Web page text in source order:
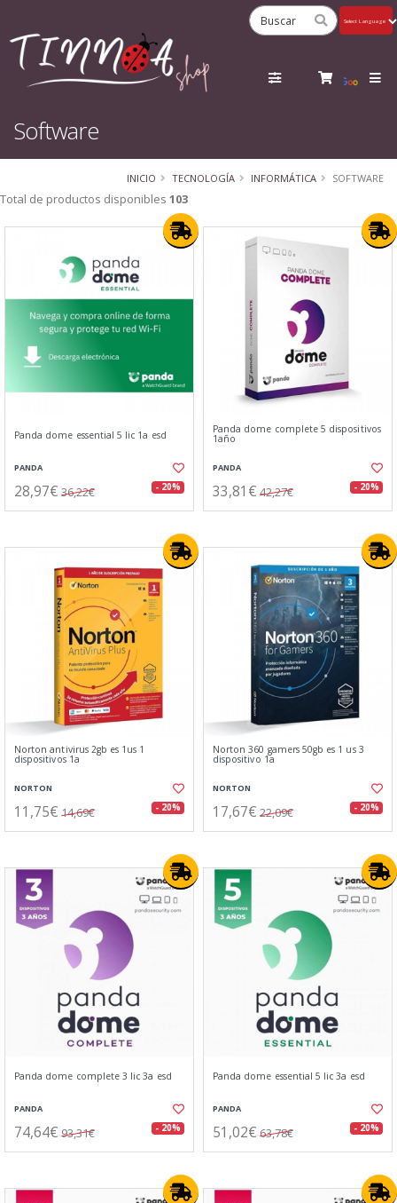
Software
INICIO TECNOLOGÍA INFORMÁTICA SOFTWARE
Total de productos disponibles 103
Panda dome essential 5 lic 1a esd
PANDA
28,97€ 36,22€ - 20%
Panda dome complete 5 dispositivos
1año
PANDA
33,81€ 42,27€ - 20%
Norton antivirus 2gb es 1us 1
dispositivos 1a
NORTON
11,75€ 14,69€ - 20%
Norton 360 gamers 50gb es 1 us 3
dispositivo 1a
NORTON
17,67€ 22,09€ - 20%
Panda dome complete 3 lic 3a esd
PANDA
74,64€ 93,31€ - 20%
Panda dome essential 5 lic 3a esd
PANDA
51,02€ 63,78€ - 20%